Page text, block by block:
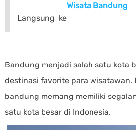
Langsung ke
Wisata Bandung
Bandung menjadi salah satu kota
destinasi favorite para wisatawan.
bandung memang memiliki
satu kota besar di Indonesia.